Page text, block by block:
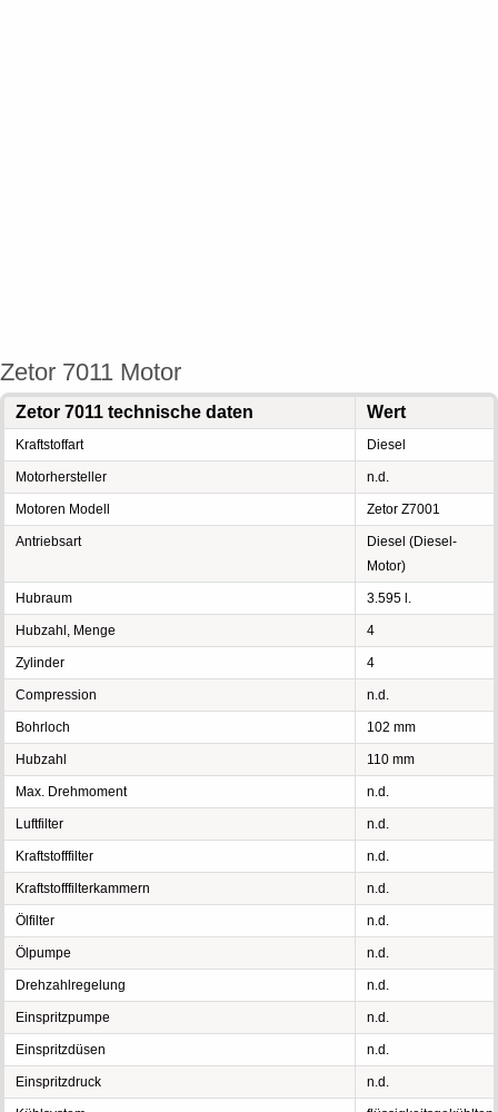
Zetor 7011 Motor
Zetor 7011 technische daten Wert
Kraftstoffart Diesel
Motorhersteller n.d.
Motoren Modell Zetor Z7001
Antriebsart
Diesel (Diesel-
Motor)
Hubraum 3.595 l.
Hubzahl, Menge 4
Zylinder 4
Compression n.d.
Bohrloch 102 mm
Hubzahl 110 mm
Max. Drehmoment n.d.
Luftfilter n.d.
Kraftstofffilter n.d.
Kraftstofffilterkammern n.d.
Ölfilter n.d.
Ölpumpe n.d.
Drehzahlregelung n.d.
Einspritzpumpe n.d.
Einspritzdüsen n.d.
Einspritzdruck n.d.